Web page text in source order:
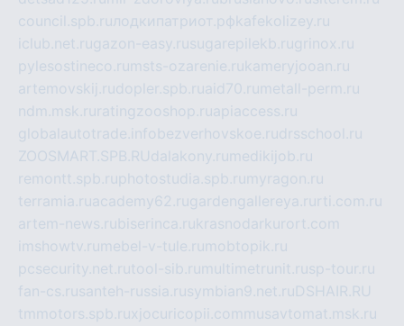
council.spb.ruлодкипатриот.рфkafekolizey.ru
iclub.net.rugazon-easy.rusugarepilekb.rugrinox.ru
pylesostineco.ru msts-ozarenie.rukameryjooan.ru
artemovskij.rudopler.spb.ruaid70.ru metall-perm.ru
ndm.msk.ru ratingzooshop.ruapiaccess.ru
globalautotrade.info bezverhovskoe.rudrsschool.ru
ZOOSMART.SPB.RUdalakony.ru medikijob.ru
remontt.spb.ruphotostudia.spb.ru myragon.ru
terramia.ruacademy62.rugardengallereya.ru rti.com.ru
artem-news.rubiserinca.rukrasnodarkurort.com
imshowtv.ru mebel-v-tule.ru mobtopik.ru
pcsecurity.net.rutool-sib.ru multimetrunit.rusp-tour.ru
fan-cs.rusanteh-russia.rusymbian9.net.ruDSHAIR.RU
tmmotors.spb.ruxjocuricopii.com musavtomat.msk.ru